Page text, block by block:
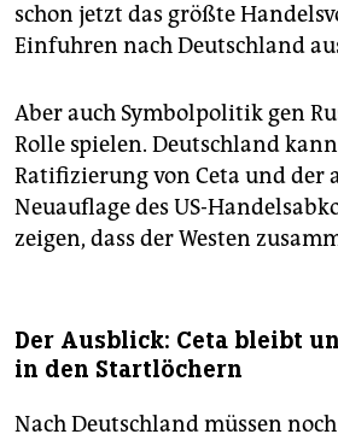
schon jetzt das größte
Einfuhren nach Deutschland
Aber auch Symbolpolitik gen
Rolle spielen. Deutschland
Ratifizierung von Ceta und der
Neuauflage des US-
zeigen, dass der Westen
Der Ausblick: Ceta bleibt
in den Startlöchern
Nach Deutschland müssen